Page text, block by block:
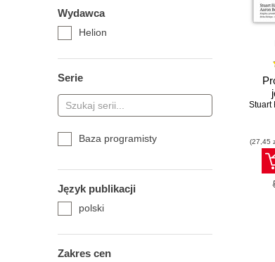
Wydawca
Helion
Serie
Baza programisty
Język publikacji
polski
Zakres cen
Stuart
(27,45